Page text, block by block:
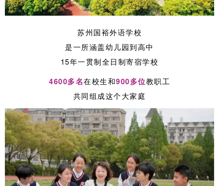
苏州国裕外语学校
是一所涵盖幼儿园到高中
15年一贯制全日制寄宿学校
4600多名在校生和900多位教职工
共同组成这个大家庭